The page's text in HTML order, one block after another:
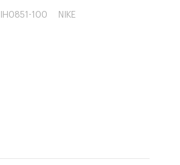
IH0851-100 NIKE